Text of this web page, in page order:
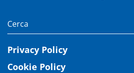
Privacy Policy
Cookie Policy